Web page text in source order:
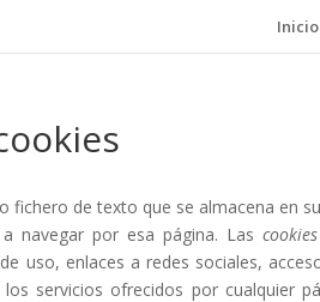
Inicio
fichero de texto que se almacena en
navegar por esa página. Las cookies
uso, enlaces a redes sociales,
servicios ofrecidos por cualquier